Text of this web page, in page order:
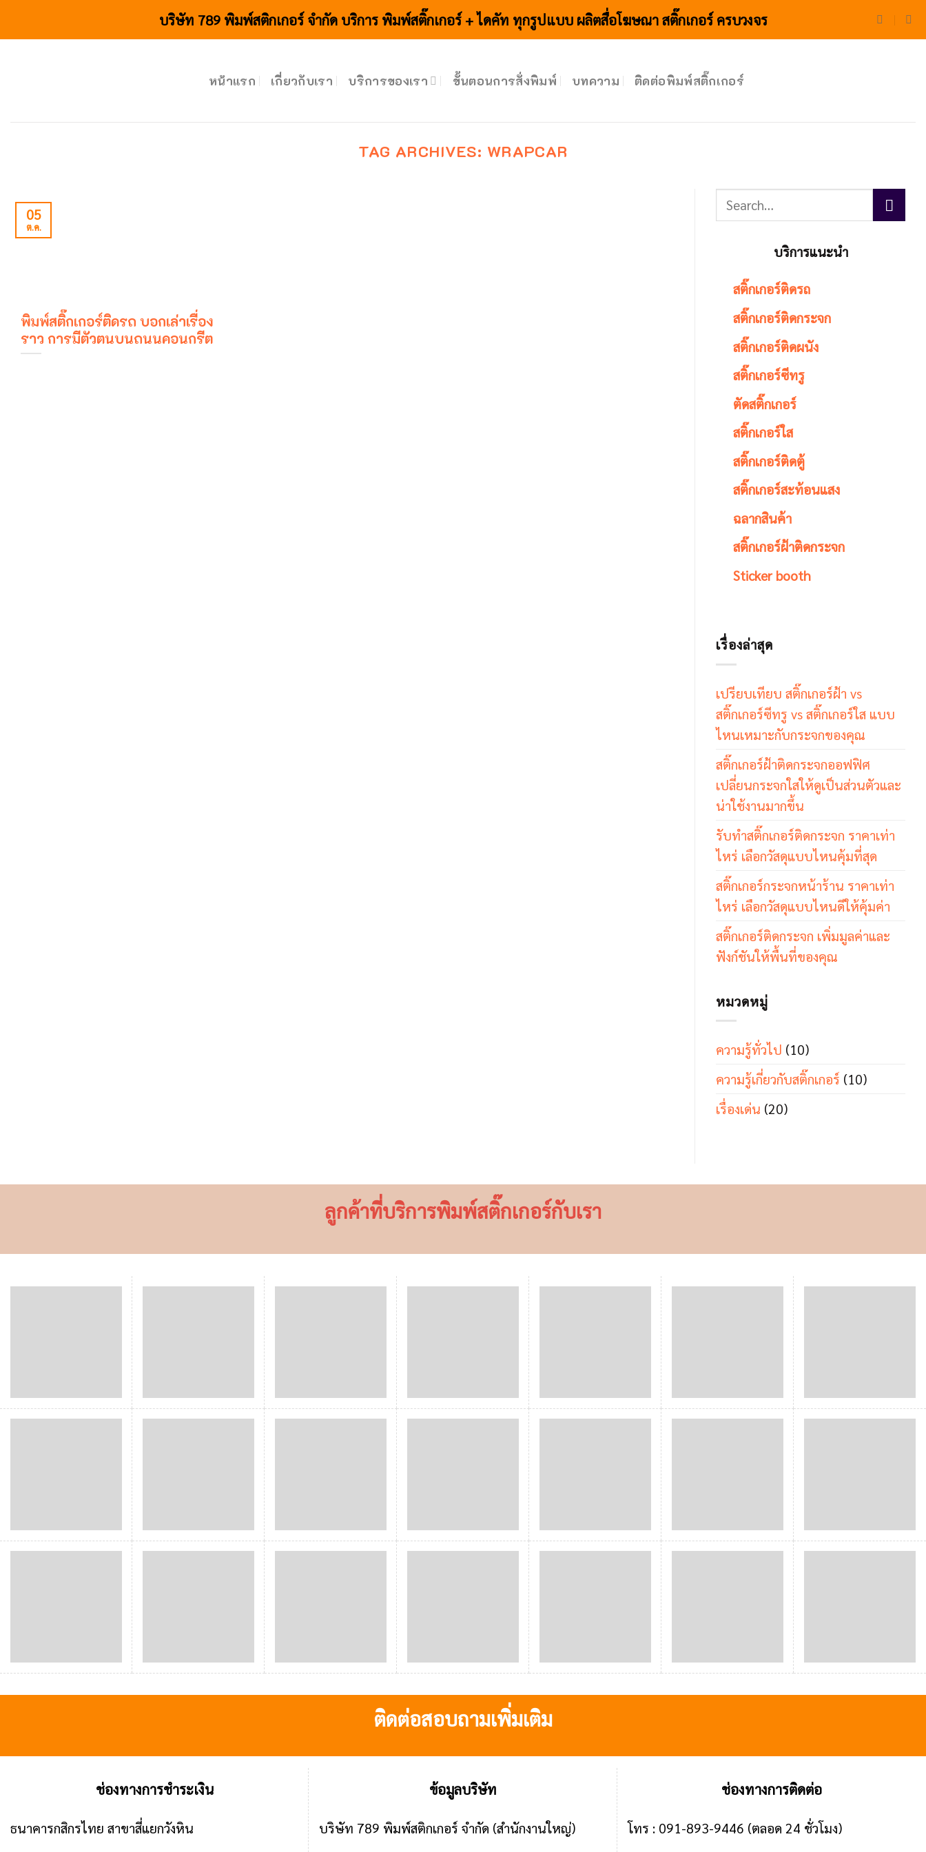
บริษัท 789 พิมพ์สติกเกอร์ จำกัด บริการ พิมพ์สติ๊กเกอร์ + ไดคัท ทุกรูปแบบ ผลิตสื่อโฆษณา สติ๊กเกอร์ ครบวงจร
หน้าแรก เกี่ยวกับเรา บริการของเรา ขั้นตอนการสั่งพิมพ์ บทความ ติดต่อพิมพ์สติ๊กเกอร์
TAG ARCHIVES: WRAPCAR
พิมพ์สติ๊กเกอร์ติดรถ บอกเล่าเรื่อง
ราว การมีตัวตนบนถนนคอนกรีต
05
ต.ค.
บริการแนะนำ
สติ๊กเกอร์ติดรถ
สติ๊กเกอร์ติดกระจก
สติ๊กเกอร์ติดผนัง
สติ๊กเกอร์ซีทรู
ตัดสติ๊กเกอร์
สติ๊กเกอร์ใส
สติ๊กเกอร์ติดตู้
สติ๊กเกอร์สะท้อนแสง
ฉลากสินค้า
สติ๊กเกอร์ฝ้าติดกระจก
Sticker booth
เรื่องล่าสุด
เปรียบเทียบ สติ๊กเกอร์ฝ้า vs
สติ๊กเกอร์ซีทรู vs สติ๊กเกอร์ใส แบบ
ไหนเหมาะกับกระจกของคุณ
สติ๊กเกอร์ฝ้าติดกระจกออฟฟิศ
เปลี่ยนกระจกใสให้ดูเป็นส่วนตัวและ
น่าใช้งานมากขึ้น
รับทำสติ๊กเกอร์ติดกระจก ราคาเท่า
ไหร่ เลือกวัสดุแบบไหนคุ้มที่สุด
สติ๊กเกอร์กระจกหน้าร้าน ราคาเท่า
ไหร่ เลือกวัสดุแบบไหนดีให้คุ้มค่า
สติ๊กเกอร์ติดกระจก เพิ่มมูลค่าและ
ฟังก์ชันให้พื้นที่ของคุณ
หมวดหมู่
ความรู้ทั่วไป (10)
ความรู้เกี่ยวกับสติ๊กเกอร์ (10)
เรื่องเด่น (20)
ลูกค้าที่บริการพิมพ์สติ๊กเกอร์กับเรา
ติดต่อสอบถามเพิ่มเติม
ช่องทางการชำระเงิน
ธนาคารกสิกรไทย สาขาสี่แยกวังหิน
ข้อมูลบริษัท
บริษัท 789 พิมพ์สติกเกอร์ จำกัด (สำนักงานใหญ่)
ช่องทางการติดต่อ
โทร : 091-893-9446 (ตลอด 24 ชั่วโมง)